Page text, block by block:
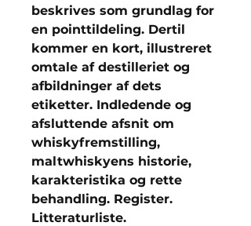
beskrives som grundlag for
en pointtildeling. Dertil
kommer en kort, illustreret
omtale af destilleriet og
afbildninger af dets
etiketter. Indledende og
afsluttende afsnit om
whiskyfremstilling,
maltwhiskyens historie,
karakteristika og rette
behandling. Register.
Litteraturliste.